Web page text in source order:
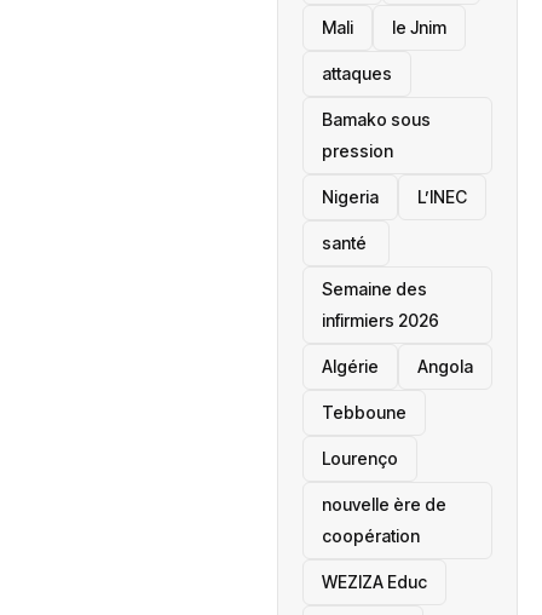
Mali le Jnim
attaques
Bamako sous
pression
‎Nigeria L’INEC
santé ‎
Semaine des
infirmiers 2026
‎Algérie Angola
Tebboune
Lourenço
nouvelle ère de
coopération
‎WEZIZA Educ